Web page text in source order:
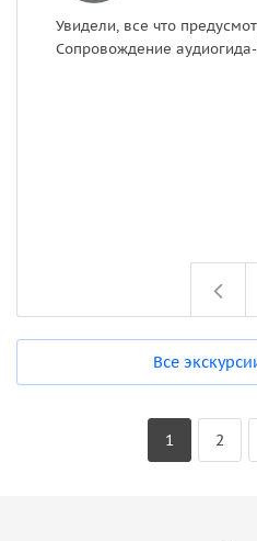
Увидели, все что
Сопровождение
Все
1 2